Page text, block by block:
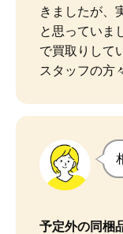
きましたが、
と思っていま
で買取りして
スタッフの方
予定外の同梱